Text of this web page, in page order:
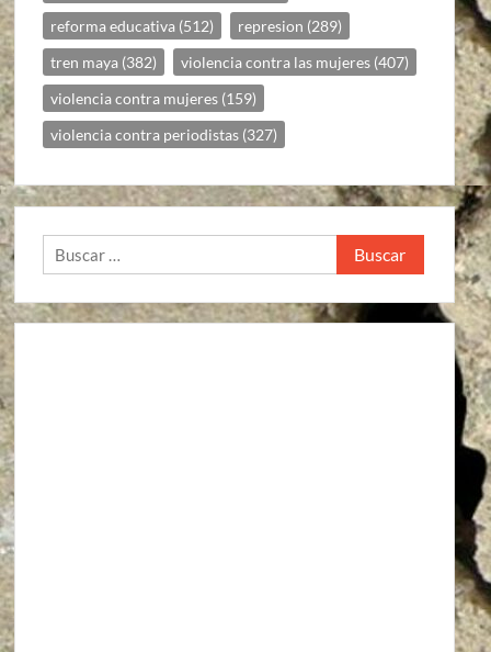
reforma educativa (512) represion (289)
tren maya (382) violencia contra las mujeres (407)
violencia contra mujeres (159)
violencia contra periodistas (327)
Buscar: